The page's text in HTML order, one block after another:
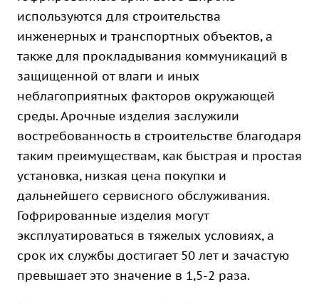
используются для строительства
инженерных и транспортных объектов, а
также для прокладывания коммуникаций в
защищенной от влаги и иных
неблагоприятных факторов окружающей
среды. Арочные изделия заслужили
востребованность в строительстве благодаря
таким преимуществам, как быстрая и простая
установка, низкая цена покупки и
дальнейшего сервисного обслуживания.
Гофрированные изделия могут
эксплуатироваться в тяжелых условиях, а
срок их службы достигает 50 лет и зачастую
превышает это значение в 1,5-2 раза.